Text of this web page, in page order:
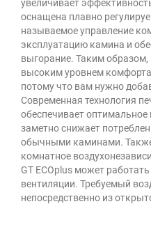
увеличивает
оснащена плавно
называемое управление
эксплуатацию камина и
выгорание. Таким
высоким уровнем
потому что вам нужно
Современная технология
обеспечивает оптимальное
заметно снижает
обычными каминами.
комнатное
GT ECOplus может
вентиляции. Требуемый
непосредственно из